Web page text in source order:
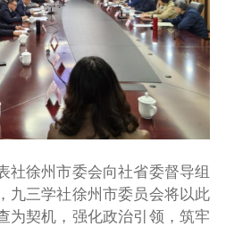
徐州市委会向社省委督导组
九三学社徐州市委员会将以此
为契机，强化政治引领，筑牢